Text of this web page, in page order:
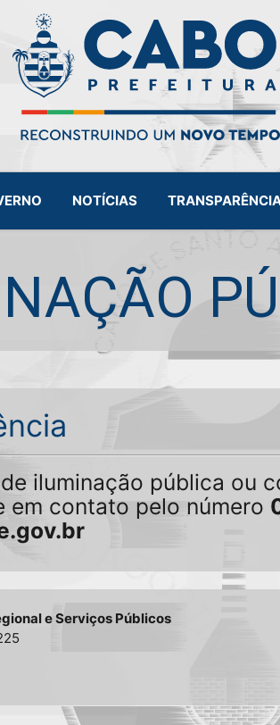
NOTÍCIAS
iluminação pública ou
em contato pelo número
e Serviços Públicos